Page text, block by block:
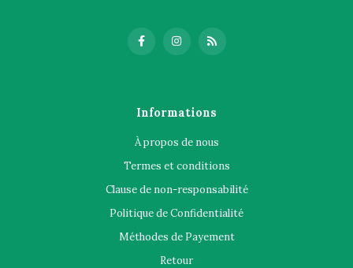
Informations
À propos de nous
Termes et conditions
Clause de non-responsabilité
Politique de Confidentialité
Méthodes de Payement
Retour